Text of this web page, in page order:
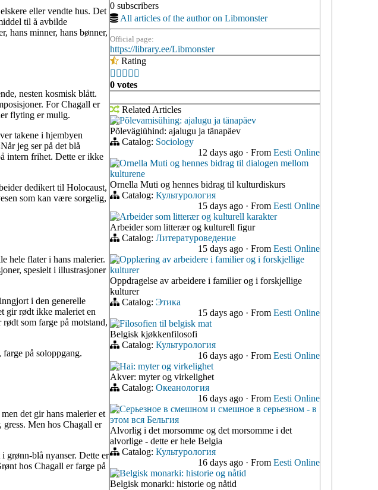
eller vendte hus. Det
til å avbilde
hans minner, hans bønner,
nesten kosmisk blått.
For Chagall er
flyting er mulig.
takene i hjembyen
jeg ser på det blå
intern frihet. Dette er ikke
dedikert til Holocaust,
som kan være sorgelig,
hele flater i hans malerier.
spesielt i illustrasjoner
i den generelle
gir rødt ikke maleriet en
som farge på motstand,
på soloppgang.
det gir hans malerier et
Men hos Chagall er
grønn-blå nyanser. Dette er
hos Chagall er farge på
0 subscribers
All articles of the author on Libmonster
Official page:
https://library.ee/Libmonster
Rating
    
0 votes
Related Articles
Põlevamisühing: ajalugu ja tänapäev
Põlevägiühind: ajalugu ja tänapäev
Catalog: Sociology
12 days ago · From Eesti Online
Ornella Muti og hennes bidrag til dialogen mellom
kulturene
Ornella Muti og hennes bidrag til kulturdiskurs
Catalog: Культурология
15 days ago · From Eesti Online
Arbeider som litterær og kulturell karakter
Arbeider som litterær og kulturell figur
Catalog: Литературоведение
15 days ago · From Eesti Online
Opplæring av arbeidere i familier og i forskjellige
kulturer
Oppdragelse av arbeidere i familier og i forskjellige
kulturer
Catalog: Этика
15 days ago · From Eesti Online
Filosofien til belgisk mat
Belgisk kjøkkenfilosofi
Catalog: Культурология
16 days ago · From Eesti Online
Hai: myter og virkelighet
Akver: myter og virkelighet
Catalog: Океанология
16 days ago · From Eesti Online
Серьезное в смешном и смешное в серьезном - в
этом вся Бельгия
Alvorlig i det morsomme og det morsomme i det
alvorlige - dette er hele Belgia
Catalog: Культурология
16 days ago · From Eesti Online
Belgisk monarki: historie og nåtid
Belgisk monarki: historie og nåtid